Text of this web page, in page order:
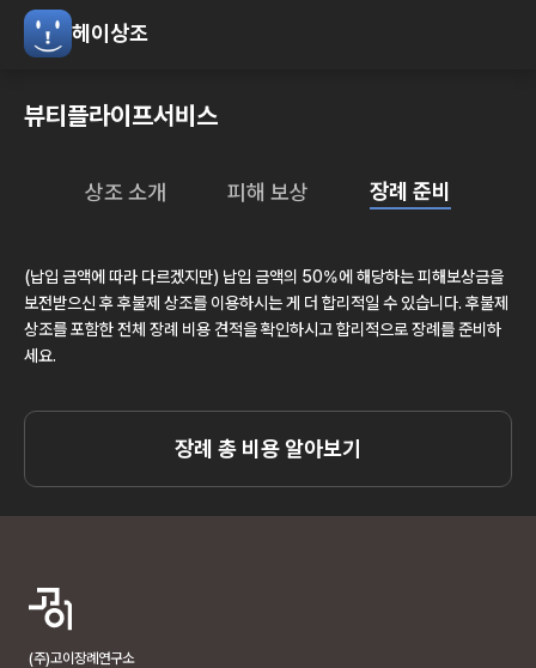
헤이상조
뷰티플라이프서비스
상조 소개 피해 보상 장례 준비
(납입 금액에 따라 다르겠지만) 납입 금액의 50%에 해당하는 피해보상금을
보전받으신 후 후불제 상조를 이용하시는 게 더 합리적일 수 있습니다. 후불제
상조를 포함한 전체 장례 비용 견적을 확인하시고 합리적으로 장례를 준비하
세요.
장례 총 비용 알아보기
(주)고이장례연구소